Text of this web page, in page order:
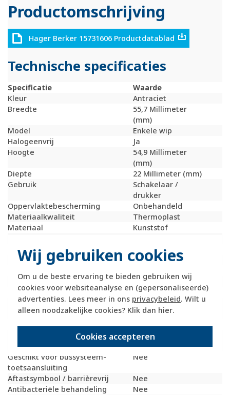
Wij gebruiken cookies
Om u de beste ervaring te bieden gebruiken wij
cookies voor websiteanalyse en (gepersonaliseerde)
advertenties. Lees meer in ons privacybeleid. Wilt u
alleen noodzakelijke cookies? Klik dan hier.
Cookies accepteren
Productomschrijving
Hager Berker 15731606 Productdatablad
Technische specificaties
Specificatie
Waarde
Kleur
Antraciet
Breedte
55,7 Millimeter
(mm)
Model
Enkele wip
Halogeenvrij
Ja
Hoogte
54,9 Millimeter
(mm)
Diepte
22 Millimeter (mm)
Gebruik
Schakelaar /
drukker
Oppervlaktebescherming
Onbehandeld
Materiaalkwaliteit
Thermoplast
Materiaal
Kunststof
Opdruk/indicatie
Symbool "0"
Controlevenster/verlicht
Nee
Slagvastheid
IK05
Met indicatieveld
Nee
Met verwisselbare
lens/symbool
Nee
Uitvoering oppervlakte
Mat
beschermingsgraad (IP)
IP20
Geschikt voor bussysteem-
toetsaansluiting
Nee
Aftastsymbool / barrièrevrij
Nee
Antibacteriële behandeling
Nee